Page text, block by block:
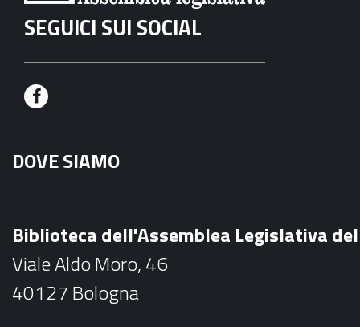
SEGUICI SUI SOCIAL
F
c
e
k
DOVE SIAMO
Biblioteca dell'Assemblea Legislativa
Viale Aldo Moro, 46
40127 Bologna